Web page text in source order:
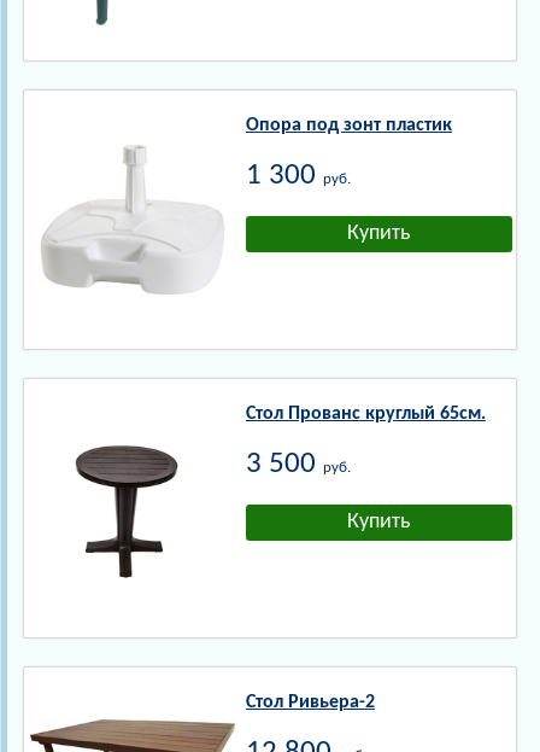
Опора под зонт пластик
1 300 руб.
Стол Прованс круглый 65см.
3 500 руб.
Стол Ривьера-2